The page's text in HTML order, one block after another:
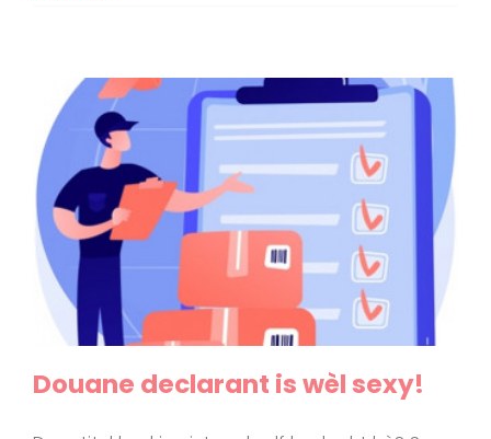
Douane declarant is wèl sexy!